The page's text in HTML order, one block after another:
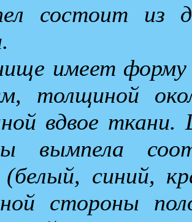
состоит из
имеет форму
толщиной
вдвое ткани.
вымпела
(белый, синий,
стороны